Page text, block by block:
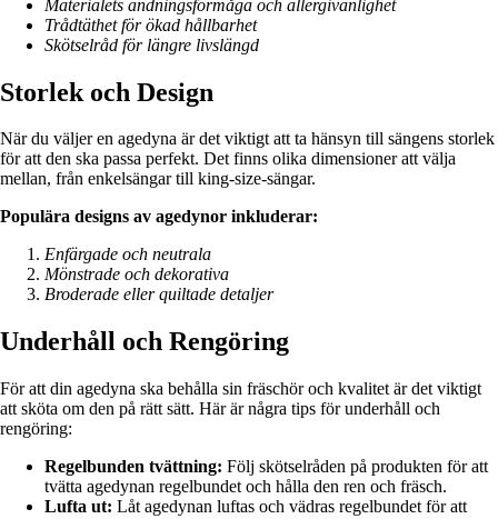
Materialets andningsförmåga och allergivänlighet
Trådtäthet för ökad hållbarhet
Skötselråd för längre livslängd
Storlek och Design
När du väljer en agedyna är det viktigt att ta hänsyn till sängens storlek
för att den ska passa perfekt. Det finns olika dimensioner att välja
mellan, från enkelsängar till king-size-sängar.
Populära designs av agedynor inkluderar:
Enfärgade och neutrala
Mönstrade och dekorativa
Broderade eller quiltade detaljer
Underhåll och Rengöring
För att din agedyna ska behålla sin fräschör och kvalitet är det viktigt
att sköta om den på rätt sätt. Här är några tips för underhåll och
rengöring:
Regelbunden tvättning: Följ skötselråden på produkten för att
tvätta agedynan regelbundet och hålla den ren och fräsch.
Lufta ut: Låt agedynan luftas och vädras regelbundet för att